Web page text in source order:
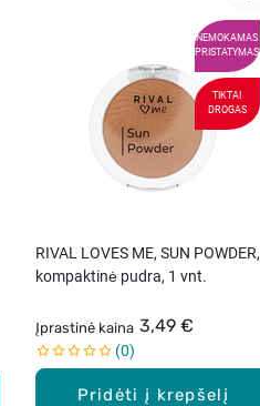
NEMOKAMAS
PRISTATYMAS
TIKTAI
DROGAS
Pridėti į krepšelį
RIVAL LOVES ME, SUN POWDER,
kompaktinė pudra, 1 vnt.
Įprastinė kaina 3,49 €
0